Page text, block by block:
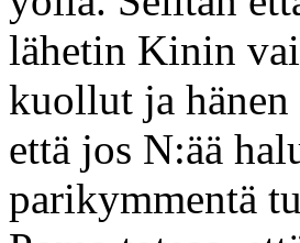
lähetin Kinin
kuollut ja
että jos N:ää
parikymmentä